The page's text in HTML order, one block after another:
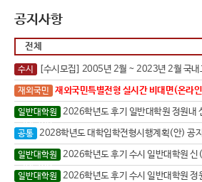
공지사항
전체
수시
재외국민
일반대학원
(내국인)
공통 2028학년도 대학입학전형시행계획(안) 공지
일반대학원
(내국인)
일반대학원